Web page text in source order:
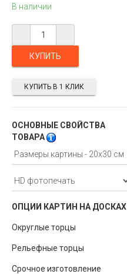
В наличии
ОСНОВНЫЕ СВОЙСТВА
ТОВАРА
ОПЦИИ КАРТИН НА ДОСКАХ
Округлые торцы
Рельефные торцы
Срочное изготовление
КУПИТЬ В 1 КЛИК